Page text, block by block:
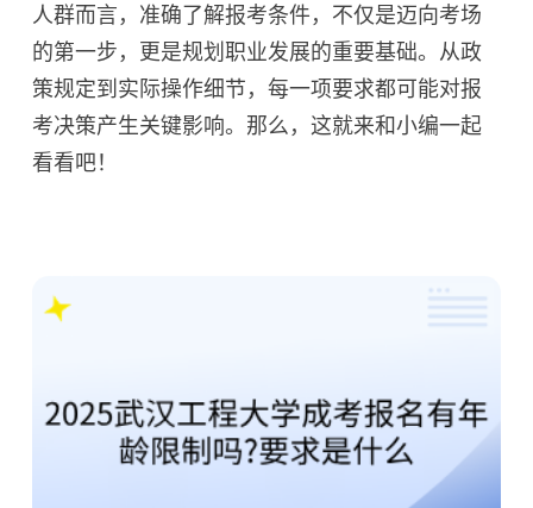
人群而言，准确了解报考条件，不仅是迈向考场
的第一步，更是规划职业发展的重要基础。从政
策规定到实际操作细节，每一项要求都可能对报
考决策产生关键影响。那么，这就来和小编一起
看看吧！